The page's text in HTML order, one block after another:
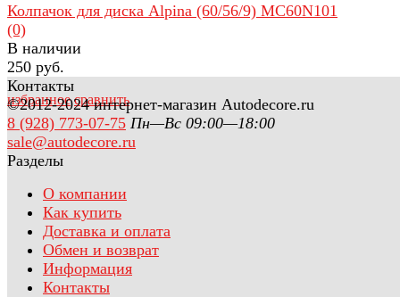
избранное сравнить
Колпачок для диска Alpina (60/56/9) MC60N101
(0)
В наличии
250 руб.
Контакты
©2012-2024 интернет-магазин Autodecore.ru
8 (928) 773-07-75 Пн—Вс 09:00—18:00
sale@autodecore.ru
Разделы
О компании
Как купить
Доставка и оплата
Обмен и возврат
Информация
Контакты